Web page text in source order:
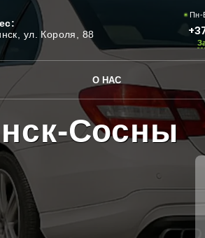
ул. Короля, 88
Пн-
О НАС
Сосны